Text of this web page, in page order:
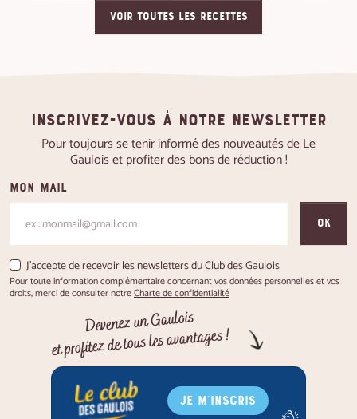
VOIR TOUTES LES RECETTES
Inscrivez-vous à notre newsletter
Pour toujours se tenir informé des nouveautés de Le
Gaulois et profiter des bons de réduction !
Mon mail
OK
J'accepte de recevoir les newsletters du Club des Gaulois
Pour toute information complémentaire concernant vos données personnelles et vos
droits, merci de consulter notreCharte de confidentialité
Devenez un Gaulois
et profitez de tous les avantages !
JE M'INSCRIS